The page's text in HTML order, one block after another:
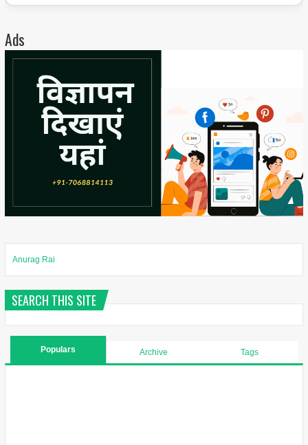
Ads
Anurag Rai
SEARCH THIS SITE
Populars Archive Tags